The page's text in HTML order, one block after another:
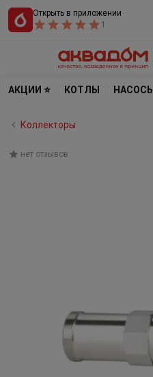
Открыть в приложении
1
АКЦИИ ⭐ КОТЛЫ НАСОСЫ
Коллекторы
нет отзывов